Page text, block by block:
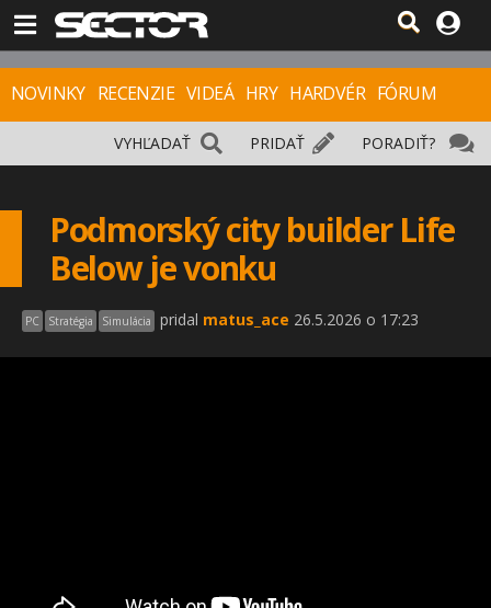
NOVINKY RECENZIE VIDEÁ HRY HARDVÉR FÓRUM
PORADIŤ?
PRIDAŤ
VYHĽADAŤ
Podmorský city builder Life
Below je vonku
PC Stratégia Simulácia pridal matus_ace 26.5.2026 o 17:23